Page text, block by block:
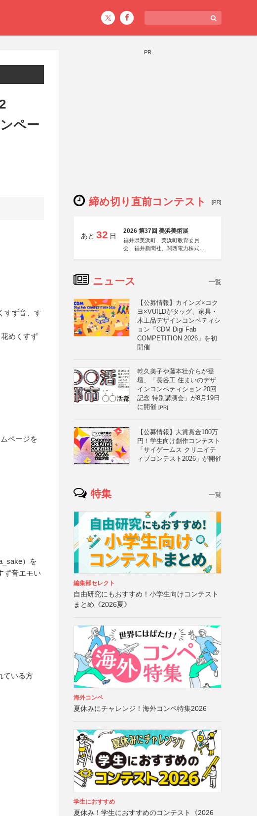
ペー
すず音、す
めくすず
ページを
）を
ず音エモい
ている方
PR
締め切り直前コンテスト [PR]
あと 32 日
2026 第37回 美浜美術展
福井県美浜町、美浜町教育委員
会、福井新聞社、関西電力株式会
ニュース 一覧
【公募情報】カインズ×コク
ヨ×VUILDがタッグ、家具・
木工品デザインコンペティシ
ョン「CDM Digi Fab
COMPETITION 2026」を初
開催
乾久美子や藤本壮介らが登
壇、「長谷工 住まいのデザ
インコンペティション 20回
記念 特別講演会」が8月19日
に開催 [PR]
【公募情報】大賞賞金100万
円！学生向け創作コンテスト
「サイゲームス クリエイテ
ィブコンテスト2026」が開催
特集 一覧
編集部セレクト
自由研究にもおすすめ！小学生向けコンテスト
まとめ《2026夏》
海外コンペ
夏休みにチャレンジ！海外コンペ特集2026
学生におすすめ
夏休み！学生におすすめのコンテスト《2026